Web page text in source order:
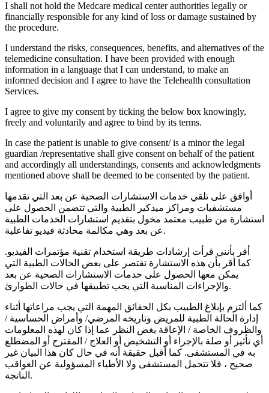
I shall not hold the Medcare medical center authorities legally or
financially responsible for any kind of loss or damage sustained by
the procedure.
I understand the risks, consequences, benefits, and alternatives of the
telemedicine consultation. I have been provided with enough
information in a language that I can understand, to make an
informed decision and I agree to have the Telehealth consultation
Services.
I agree to give my consent by ticking the below box knowingly,
freely and voluntarily and agree to bind by its terms.
In case the patient is unable to give consent/ is a minor the legal
guardian /representative shall give consent on behalf of the patient
and accordingly all understandings, consents and acknowledgments
mentioned above shall be deemed to be consented by the patient.
أوافق على تلقي خدمات الاستشارات الصحية عن بعد التي تقدمها
مستشفيات ومراكز ميدكير الطبية والتي تتضمن الحصول على
استشارة من طبيب معتمد مخول بتقديم استشارات الخدمات الطبية
عن بعد وهي مكالمة محادثة فيديو تفاعلية.
أقر بأنني قرأت إرشادات طريقة استخدام تقنية مؤتمرات الفيديو.
كما أقر بأن هذه الاستشارة تقتصر على بعض الحالات الطبية التي
يمكن معها الحصول على خدمات الاستشارات الصحية عن بعد
والإجراءات المناسبة التي يجب تطبيقها في حالات الطوارئ.
كما ألتزم بإبلاغ الطبيب بكل الحقائق المهمة التي يجب مراعاتها أثناء
إدارة الحالة الطبية للمريض وتاريخه المرضي/ وأمراض الحساسية /
والظروف الخاصة / الإعاقة بغض النظر عما إذا كان لهذه المعلومات
أي تأثير أو صلة بالإجراء أو التشخيص أو العلاج / المقترح أو المضطلع
به في المستشفى. كما أقبل حقيقة أنه في حال كان هذا البيان غير
صحيح ، فلا تتحمل المستشفى ولا الأطباء المسؤولية عن العواقب
الناتجة.